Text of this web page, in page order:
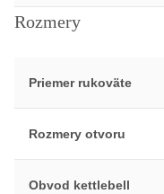
Rozmery
Priemer rukoväte
Rozmery otvoru
Obvod kettlebell